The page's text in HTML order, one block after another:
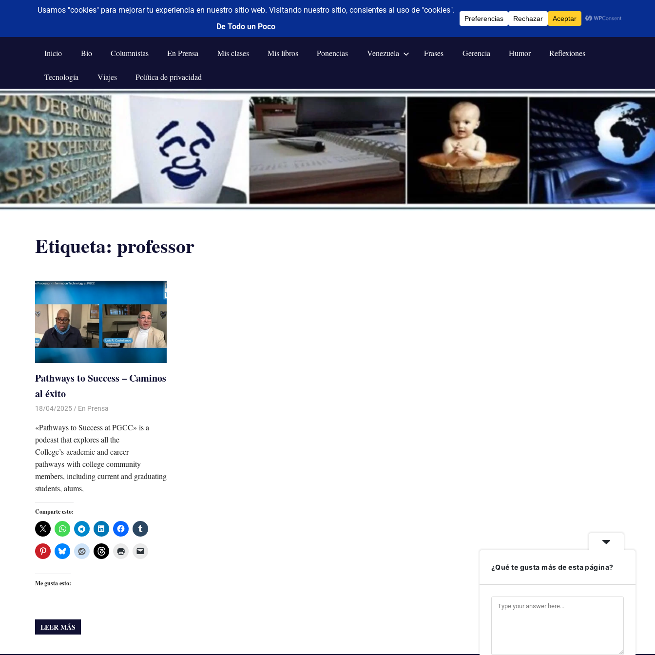
Saltar
al
contenido
De todo un poco
Frases,
Humor,
Tecnología
y
Viajes
Inicio Bio Columnistas En Prensa Mis clases Mis libros Ponencias Venezuela Frases Gerencia Humor Reflexiones
Tecnología Viajes Política de privacidad
Etiqueta: professor
Pathways to Success – Caminos
al éxito
18/04/2025 De todo un Poco
En Prensa
«Pathways to Success at PGCC» is a
podcast that explores all the
College’s academic and career
pathways with college community
members, including current and graduating
students, alums,
Comparte esto:
Me gusta esto:
LEER MÁS
¿Qué te gusta más de esta página?